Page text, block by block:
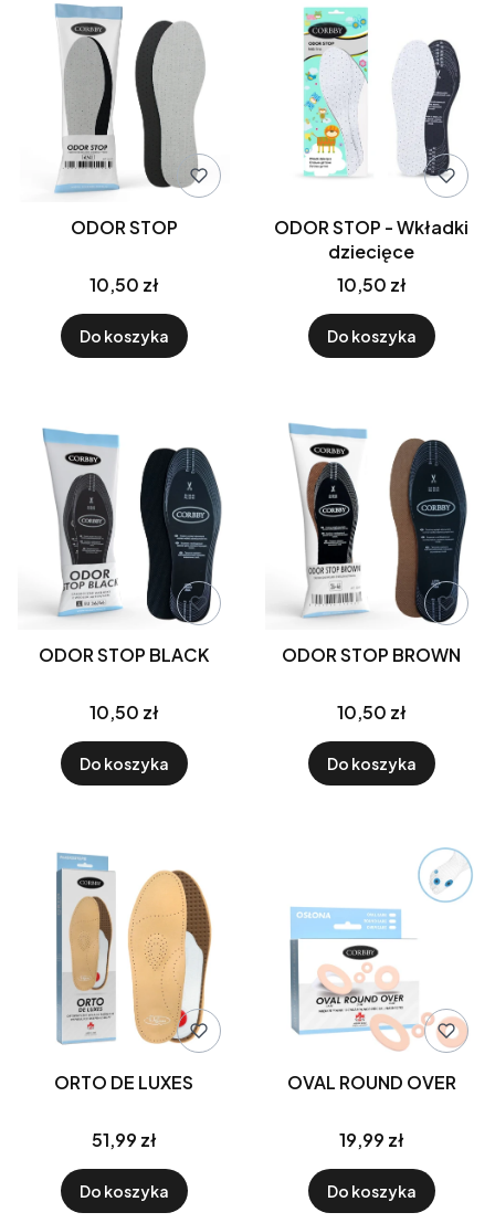
ODOR STOP
10,50 zł
Do koszyka
ODOR STOP - Wkładki
dziecięce
10,50 zł
Do koszyka
ODOR STOP BLACK
10,50 zł
Do koszyka
ODOR STOP BROWN
10,50 zł
Do koszyka
ORTO DE LUXES
51,99 zł
Do koszyka
OVAL ROUND OVER
19,99 zł
Do koszyka